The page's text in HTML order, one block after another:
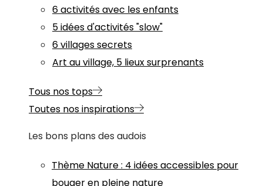
6 activités avec les enfants
5 idées d'activités "slow"
6 villages secrets
Art au village, 5 lieux surprenants
Tous nos tops
Toutes nos inspirations
Les bons plans des audois
Thème Nature: 4 idées accessibles pour
bouger en pleine nature